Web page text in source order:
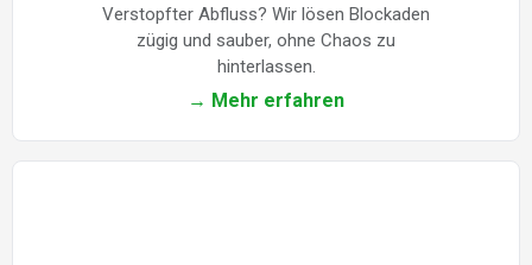
Verstopfter Abfluss? Wir lösen Blockaden
zügig und sauber, ohne Chaos zu
hinterlassen.
→ Mehr erfahren